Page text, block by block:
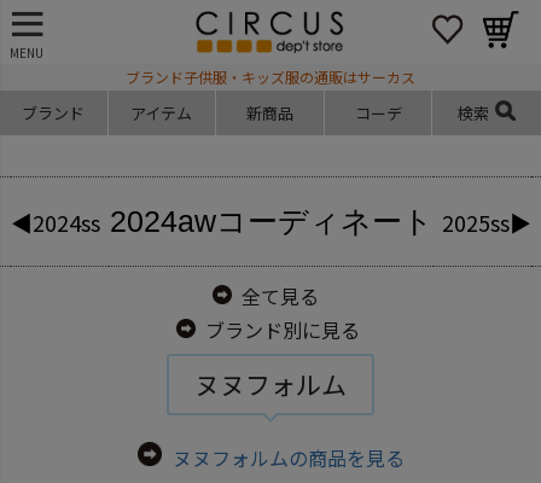
MENU
ブランド子供服・キッズ服の通販はサーカス
ブランド アイテム 新商品 コーデ 検索
◀2024ss 2024awコーディネート 2025ss▶
全て見る
ブランド別に見る
ヌヌフォルム
ヌヌフォルムの商品を見る